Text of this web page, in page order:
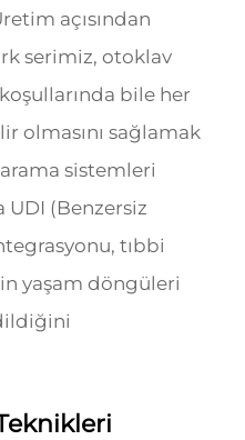
açısından
serimiz, otoklav
bile her
olmasını sağlamak
sistemleri
UDI (Benzersiz
tıbbi
yaşam döngüleri